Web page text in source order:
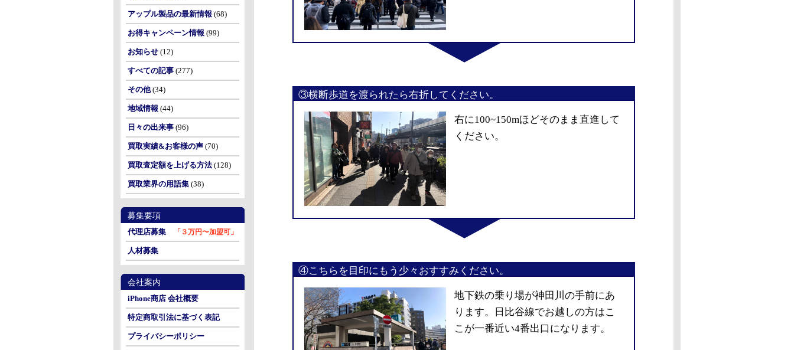
③横断歩道を渡られたら右折してください。
右に100~150mほどそのまま直進して
ください。
④こちらを目印にもう少々おすすみください。
地下鉄の乗り場が神田川の手前にあ
ります。日比谷線でお越しの方はこ
こが一番近い4番出口になります。
アップル製品の最新情報 (68)
お得キャンペーン情報 (99)
お知らせ (12)
すべての記事 (277)
その他(34)
地域情報 (44)
日々の出来事 (96)
買取実績&お客様の声 (70)
買取査定額を上げる方法(128)
買取業界の用語集 (38)
募集要項
代理店募集
「３万円〜加盟可」
人材募集
会社案内
iPhone商店 会社概要
特定商取引法に基づく表記
プライバシーポリシー